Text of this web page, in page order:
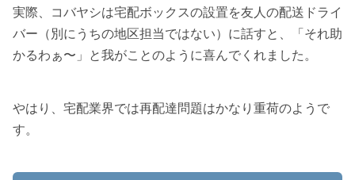
実際、コバヤシは宅配ボックスの設置を友人の配送ドライ
バー（別にうちの地区担当ではない）に話すと、「それ助
かるわぁ〜」と我がことのように喜んでくれました。
やはり、宅配業界では再配達問題はかなり重荷のようで
す。